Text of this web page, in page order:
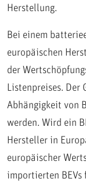
Herstellung.
Bei einem
europäischen
der
Listenpreises.
Abhängigkeit von
werden. Wird ein
Hersteller in
europäischer
importierten